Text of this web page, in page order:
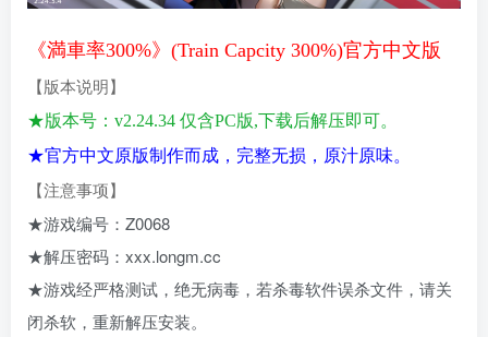
《満車率300%》(Train Capcity 300%)官方中文版
【版本说明】
★版本号：v2.24.34 仅含PC版,下载后解压即可。
★官方中文原版制作而成，完整无损，原汁原味。
【注意事项 】
★游戏编号：Z0068
★解压密码：xxx.longm.cc
★游戏经严格测试，绝无病毒，若杀毒软件误杀文件，请关
闭杀软，重新解压安装。